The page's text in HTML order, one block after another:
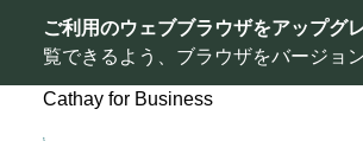
ご利用のウェブブラウザをアップグ
覧できるよう、ブラウザをバージョ
Cathay for Business